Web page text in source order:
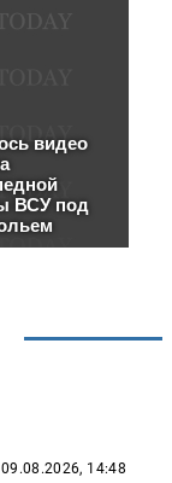
09.08.2026, 14:48